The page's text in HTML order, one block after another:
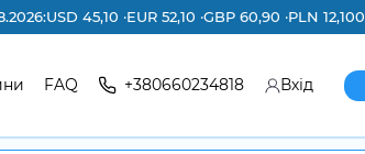
USD 45,10 ·EUR 52,10 ·GBP 60,90 ·PLN 12,100
FAQ +380660234818 Вхід